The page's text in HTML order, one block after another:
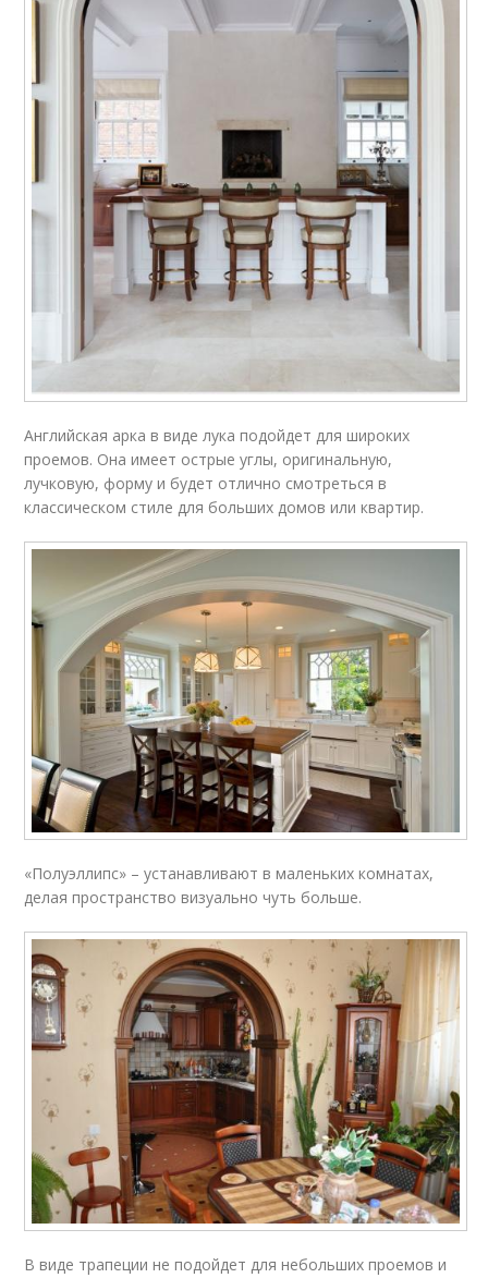
Английская арка в виде лука подойдет для широких
проемов. Она имеет острые углы, оригинальную,
лучковую, форму и будет отлично смотреться в
классическом стиле для больших домов или квартир.
«Полуэллипс» – устанавливают в маленьких комнатах,
делая пространство визуально чуть больше.
В виде трапеции не подойдет для небольших проемов и